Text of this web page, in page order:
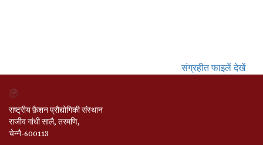
संग्रहीत फाइलें देखें
राष्ट्रीय फ़ैशन प्रौद्योगिकी संस्थान
राजीव गांधी सालै, तरमणि,
चेन्नै-600113